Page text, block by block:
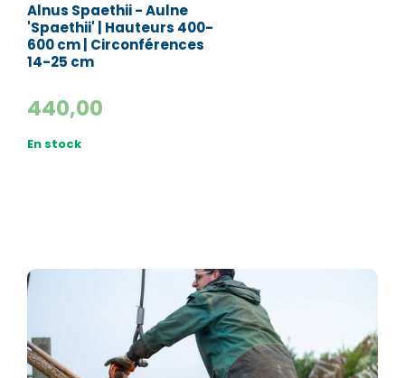
Alnus Spaethii - Aulne
'Spaethii' | Hauteurs 400-
600 cm | Circonférences
14-25 cm
440,00
En stock